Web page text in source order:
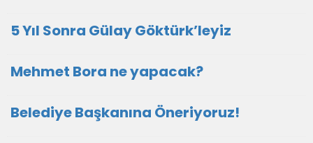
5 Yıl Sonra Gülay Göktürk’leyiz
Mehmet Bora ne yapacak?
Belediye Başkanına Öneriyoruz!